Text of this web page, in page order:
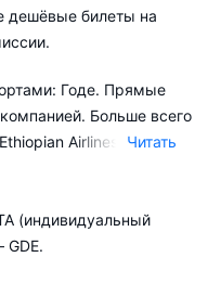
дешёвые билеты на
Годе. Прямые
Больше всего
Airlines. Читать
в Годе заранее,
ориентируясь на
(индивидуальный
GDE.